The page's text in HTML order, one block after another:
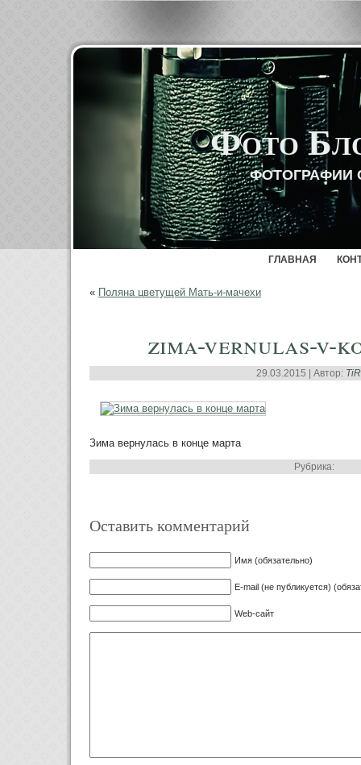
Фото
ФОТОГРАФИИ
ГЛАВНАЯ
« Поляна цветущей Мать-и-мачехи
zima-vernulas-v-
29.03.2015 | Автор:
Зима вернулась в конце марта
Рубрика:
Оставить комментарий
Имя (обязательно)
E-mail (не публикуется)
Web-сайт